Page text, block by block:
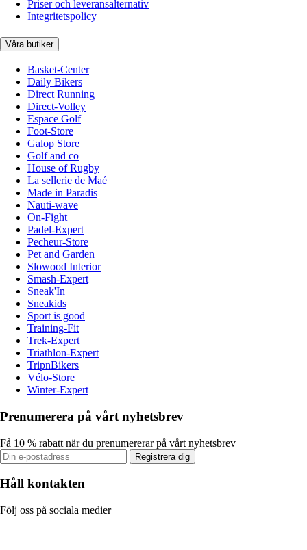
Priser och leveransalternativ
Integritetspolicy
Våra butiker
Basket-Center
Daily Bikers
Direct Running
Direct-Volley
Espace Golf
Foot-Store
Galop Store
Golf and co
House of Rugby
La sellerie de Maé
Made in Paradis
Nauti-wave
On-Fight
Padel-Expert
Pecheur-Store
Pet and Garden
Slowood Interior
Smash-Expert
Sneak'In
Sneakids
Sport is good
Training-Fit
Trek-Expert
Triathlon-Expert
TripnBikers
Vélo-Store
Winter-Expert
Prenumerera på vårt nyhetsbrev
Få 10 % rabatt när du prenumererar på vårt nyhetsbrev
Registrera dig
Håll kontakten
Följ oss på sociala medier